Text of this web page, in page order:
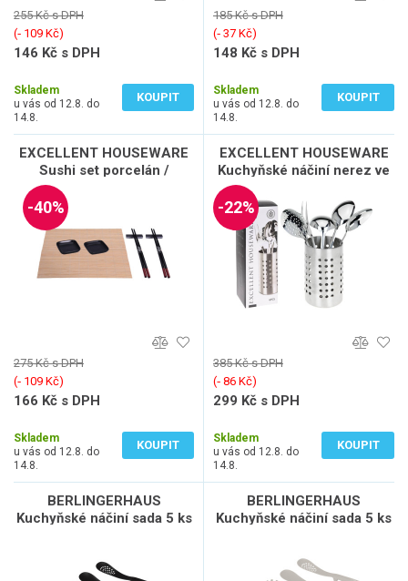
255 Kč s DPH
(‐ 109 Kč)
146 Kč s DPH
Skladem
u vás od 12.8. do
14.8.
KOUPIT
185 Kč s DPH
(‐ 37 Kč)
148 Kč s DPH
Skladem
u vás od 12.8. do
14.8.
KOUPIT
EXCELLENT HOUSEWARE
Sushi set porcelán /
bambus sada 7 ks černá
KO-278000190cern
-40%
275 Kč s DPH
(‐ 109 Kč)
166 Kč s DPH
Skladem
u vás od 12.8. do
14.8.
KOUPIT
EXCELLENT HOUSEWARE
Kuchyňské náčiní nerez ve
stojanu sada 6 ks KO-
A12210040
-22%
385 Kč s DPH
(‐ 86 Kč)
299 Kč s DPH
Skladem
u vás od 12.8. do
14.8.
KOUPIT
BERLINGERHAUS
Kuchyňské náčiní sada 5 ks
BERLINGERHAUS
Kuchyňské náčiní sada 5 ks